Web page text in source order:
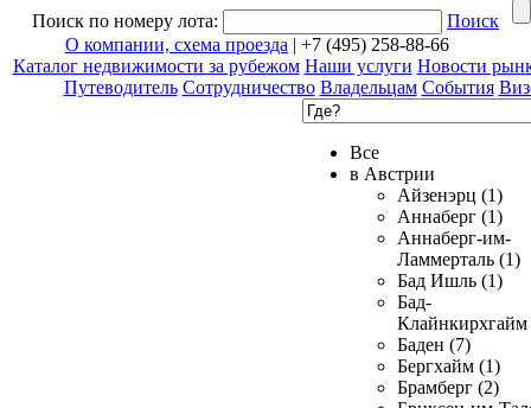
Поиск по номеру лота:
Поиск
О компании, схема проезда | +7 (495) 258-88-66
Каталог недвижимости за рубежом Наши услуги Новости
Путеводитель Сотрудничество Владельцам События
Все
в Австрии
Айзенэрц (1)
Аннаберг (1)
Аннаберг-им-
Ламмерталь (1)
Бад Ишль (1)
Бад-
Клайнкирхгайм
Баден (7)
Бергхайм (1)
Брамберг (2)